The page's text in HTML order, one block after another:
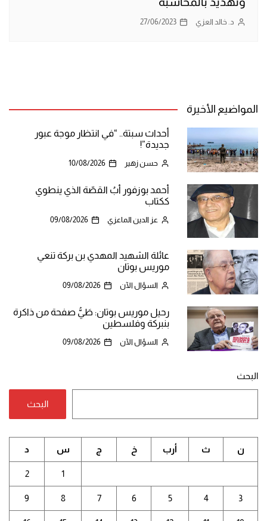
د. خالد العزي 27/06/2023
المواضيع الأخيرة
أحداث سبتة.. “في انتظار موجة عبور
جديدة”!
حسن زهير 10/08/2026
أحمد بوزفور أبُ القصّة الذي ينطوي
ككتاب
عز الدين الماعزي 09/08/2026
عائلة الشهيد المهدي بن بركة تنعي
موريس بوتان
السؤال الآن 09/08/2026
رحيل موريس بوتان: طَيُّ صفحة من ذاكرة
بنبركة وفلسطين
السؤال الآن 09/08/2026
البحث
البحث
ن ث أرب خ ج س د
1
2
3
4
5
6
7
8
9